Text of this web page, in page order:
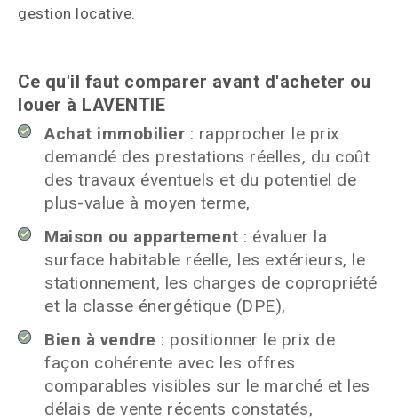
gestion locative.
Ce qu'il faut comparer avant d'acheter ou
louer à LAVENTIE
Achat immobilier : rapprocher le prix
demandé des prestations réelles, du coût
des travaux éventuels et du potentiel de
plus-value à moyen terme,
Maison ou appartement : évaluer la
surface habitable réelle, les extérieurs, le
stationnement, les charges de copropriété
et la classe énergétique (DPE),
Bien à vendre : positionner le prix de
façon cohérente avec les offres
comparables visibles sur le marché et les
délais de vente récents constatés,